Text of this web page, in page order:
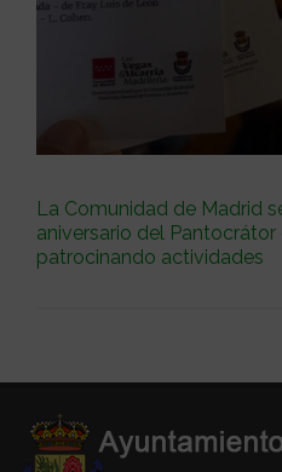
La Comunidad de Madrid
aniversario del Pantocrátor
patrocinando actividades